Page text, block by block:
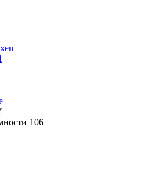
106